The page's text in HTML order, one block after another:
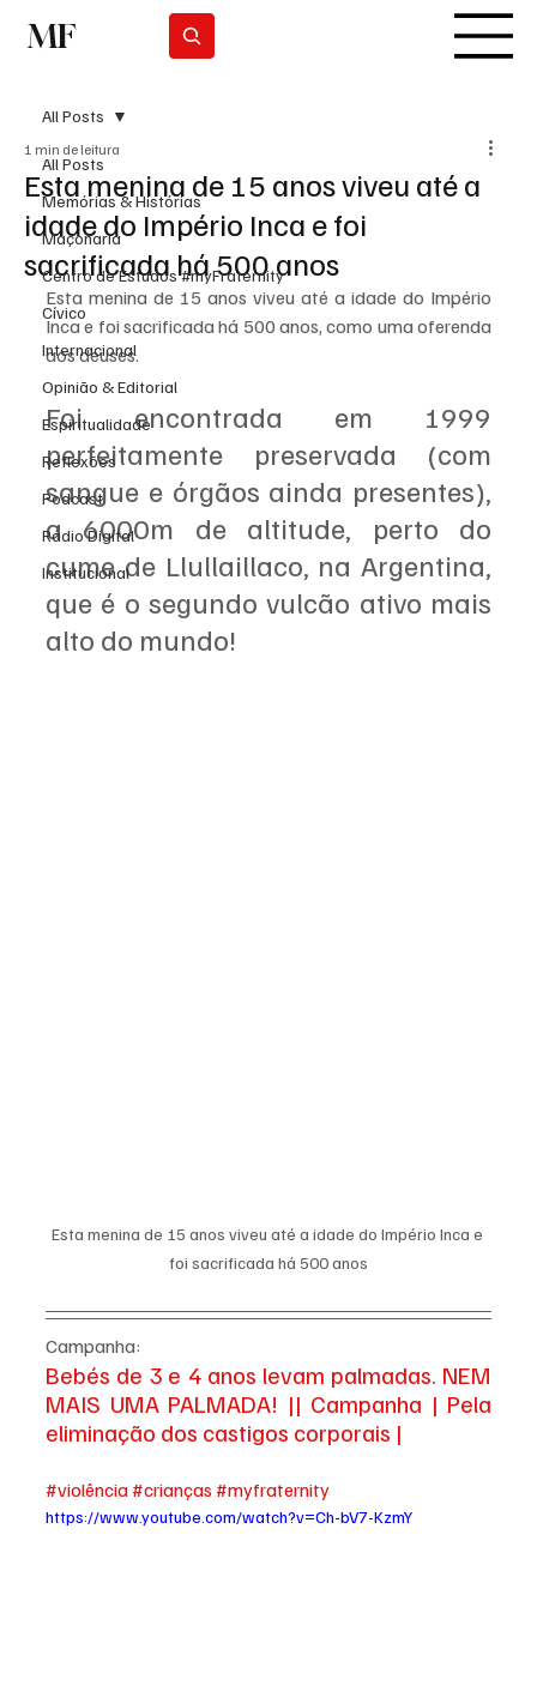
MF
All Posts
Memórias & Histórias
Maçonaria
Centro de Estudos #myFraternity
Cívico
Internacional
Opinião & Editorial
Espiritualidade
Reflexões
Podcast
Rádio Digital
Institucional
All Posts
Esta menina de 15 anos viveu até a
idade do Império Inca e foi
sacrificada há 500 anos
1 min de leitura
Esta menina de 15 anos viveu até a idade do Império
Inca e foi sacrificada há 500 anos, como uma oferenda
aos deuses.
Foi encontrada em 1999
perfeitamente preservada (com
sangue e órgãos ainda presentes),
a 6000m de altitude, perto do
cume de Llullaillaco, na Argentina,
que é o segundo vulcão ativo mais
alto do mundo!
Esta menina de 15 anos viveu até a idade do Império Inca e
foi sacrificada há 500 anos
Campanha:
Bebés de 3 e 4 anos levam palmadas. NEM
MAIS UMA PALMADA! || Campanha | Pela
eliminação dos castigos corporais |
#violência #crianças #myfraternity
https://www.youtube.com/watch?v=Ch-bV7-KzmY